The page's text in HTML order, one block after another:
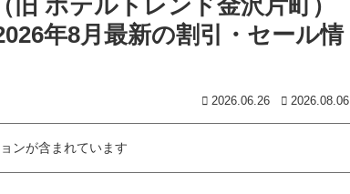
年8月最新の割引・セール情
2026.06.26 2026.08.06
ンが含まれています